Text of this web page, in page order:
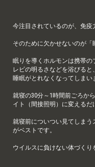
今注目されているのが、免疫
そのために欠かせないのが「
眠りを導くホルモンは携帯
レビの明るさなどを浴びる
睡眠がとれなくなってしまい
就寝の30分～1時間前ごろか
イト（間接照明）に変えるだ
就寝前についつい見てしまう
がベストです。
ウイルスに負けない体づくり